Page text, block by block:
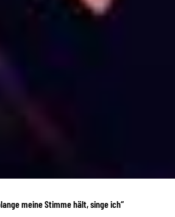
meine Stimme hält, singe ich“